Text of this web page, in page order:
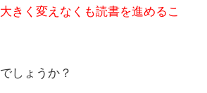
きく変えなくも読書を進めるこ
しょうか？